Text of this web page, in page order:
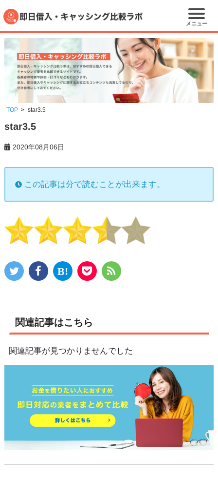
メニュー
TOP star3.5
star3.5
2020年08月06日
この記事は分で読むことが出来ます。
関連記事はこちら
関連記事が見つかりませんでした